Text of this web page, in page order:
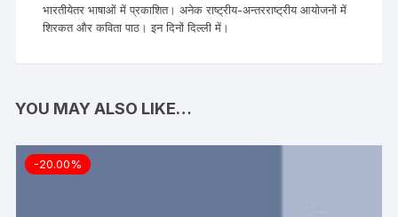
भारतीयेतर भाषाओं में प्रकाशित। अनेक राष्ट्रीय-अन्तरराष्ट्रीय आयोजनों में
शिरकत और कविता पाठ। इन दिनों दिल्ली में।
YOU MAY ALSO LIKE…
-20.00%